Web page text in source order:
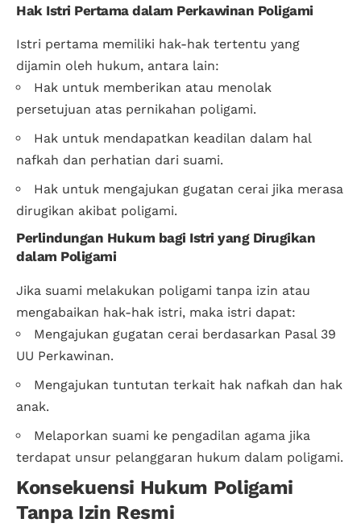
Hak Istri Pertama dalam Perkawinan Poligami
Istri pertama memiliki hak-hak tertentu yang
dijamin oleh hukum, antara lain:
Hak untuk memberikan atau menolak
persetujuan atas pernikahan poligami.
Hak untuk mendapatkan keadilan dalam hal
nafkah dan perhatian dari suami.
Hak untuk mengajukan gugatan cerai jika merasa
dirugikan akibat poligami.
Perlindungan Hukum bagi Istri yang Dirugikan
dalam Poligami
Jika suami melakukan poligami tanpa izin atau
mengabaikan hak-hak istri, maka istri dapat:
Mengajukan gugatan cerai berdasarkan Pasal 39
UU Perkawinan.
Mengajukan tuntutan terkait hak nafkah dan hak
anak.
Melaporkan suami ke pengadilan agama jika
terdapat unsur pelanggaran hukum dalam poligami.
Konsekuensi Hukum Poligami
Tanpa Izin Resmi